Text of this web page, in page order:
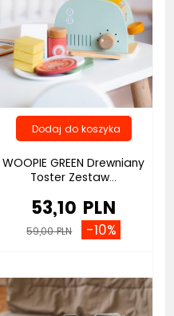
WOOPIE GREEN Drewniany
Toster Zestaw...
53,10 PLN
59,00 PLN -10%